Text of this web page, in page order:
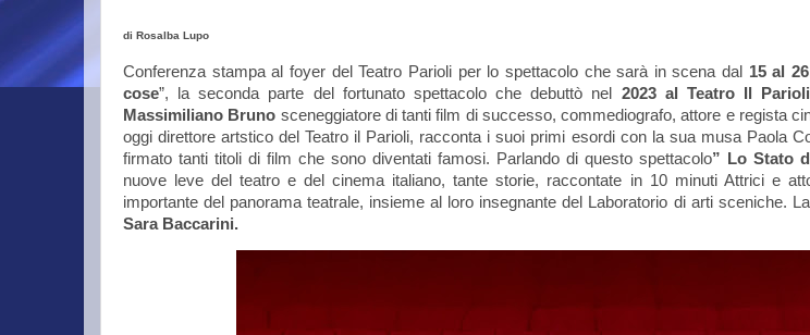
di Rosalba Lupo
Conferenza stampa al foyer del Teatro Parioli per lo spettacolo che sarà in scena dal 15 al
cose”, la seconda parte del fortunato spettacolo che debuttò nel 2023 al Teatro Il
Massimiliano Bruno sceneggiatore di tanti film di successo, commediografo, attore e regista
oggi direttore artstico del Teatro il Parioli, racconta i suoi primi esordi con la sua musa Paola
firmato tanti titoli di film che sono diventati famosi. Parlando di questo spettacolo” Lo Stato
nuove leve del teatro e del cinema italiano, tante storie, raccontate in 10 minuti Attrici e
importante del panorama teatrale, insieme al loro insegnante del Laboratorio di arti sceniche. La
Sara Baccarini.